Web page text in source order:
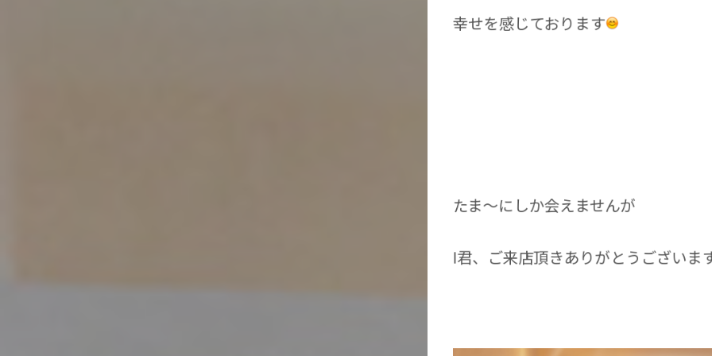
幸せを感じております
たま〜にしか会えませんが
I君、ご来店頂きありがとうございま